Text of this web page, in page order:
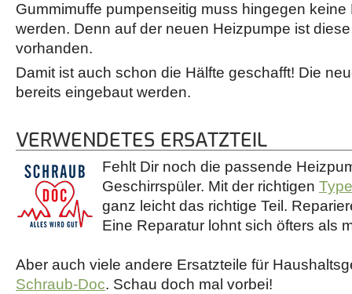
Gummimuffe pumpenseitig muss hingegen
werden. Denn auf der neuen Heizpumpe ist
vorhanden.
Damit ist auch schon die Hälfte geschafft! Die
bereits eingebaut werden.
VERWENDETES ERSATZTEIL
Fehlt Dir noch die passende
Geschirrspüler. Mit der richtigen
ganz leicht das richtige Teil.
Eine Reparatur lohnt sich öfters als
Aber auch viele andere Ersatzteile für
Schraub-Doc. Schau doch mal vorbei!